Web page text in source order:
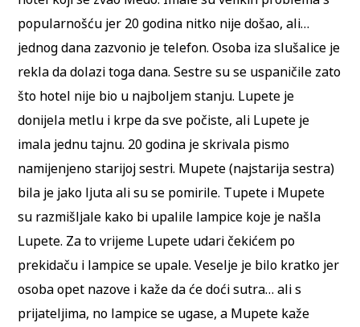
popularnošću jer 20 godina nitko nije došao, ali…
jednog dana zazvonio je telefon. Osoba iza slušalice je
rekla da dolazi toga dana. Sestre su se uspaničile zato
što hotel nije bio u najboljem stanju. Lupete je
donijela metlu i krpe da sve počiste, ali Lupete je
imala jednu tajnu. 20 godina je skrivala pismo
namijenjeno starijoj sestri. Mupete (najstarija sestra)
bila je jako ljuta ali su se pomirile. Tupete i Mupete
su razmišljale kako bi upalile lampice koje je našla
Lupete. Za to vrijeme Lupete udari čekićem po
prekidaču i lampice se upale. Veselje je bilo kratko jer
osoba opet nazove i kaže da će doći sutra… ali s
prijateljima, no lampice se ugase, a Mupete kaže